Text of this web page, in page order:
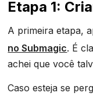
Etapa 1:
A primeira etapa,
no Submagic. É
achei que você
Caso esteja se